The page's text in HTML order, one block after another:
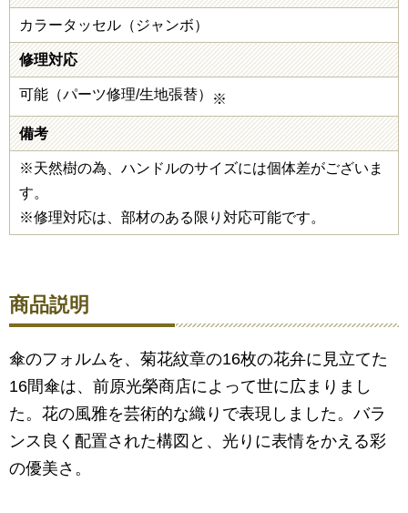
カラータッセル（ジャンボ）
修理対応
可能（パーツ修理/生地張替） ※
備考
※天然樹の為、ハンドルのサイズには個体差がございま
す。
※修理対応は、部材のある限り対応可能です。
商品説明
傘のフォルムを、菊花紋章の16枚の花弁に見立てた
16間傘は、前原光榮商店によって世に広まりまし
た。花の風雅を芸術的な織りで表現しました。バラ
ンス良く配置された構図と、光りに表情をかえる彩
の優美さ。